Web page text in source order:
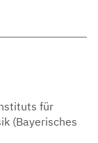
für
(Bayerisches